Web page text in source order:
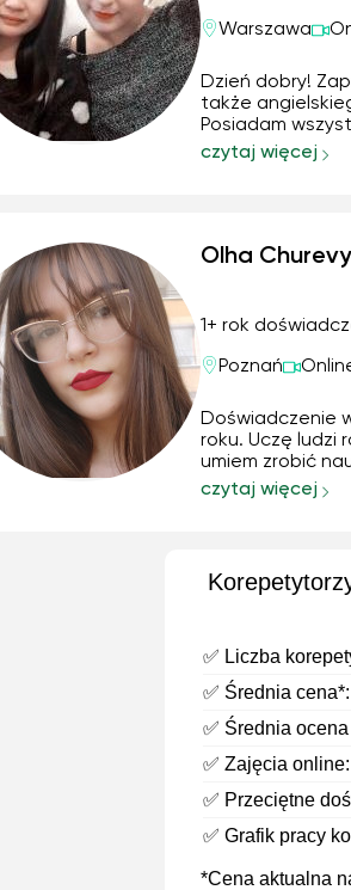
Warszawa
Dzień dobry!
także
Posiadam
również chętnie
czytaj więcej
Olha
1+ rok
Poznań
Doświadczenie
roku. Uczę ludzi
umiem zrobić
Będziemy
czytaj więcej
✅ Liczba
✅ Średnia cena*:
✅ Średnia
✅ Zajęcia online:
✅ Przeciętne
✅ Grafik pracy
*Cena aktualna